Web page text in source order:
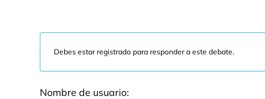
Debes estar registrado para responder a este debate.
Nombre de usuario: